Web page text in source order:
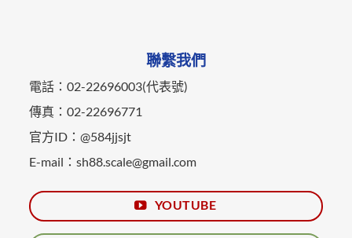
聯繫我們
電話：02-22696003(代表號)
傳真：02-22696771
官方ID：@584jjsjt
E-mail：sh88.scale@gmail.com
YOUTUBE